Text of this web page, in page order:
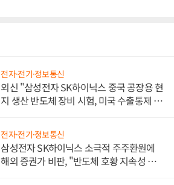
전자·전기·정보통신
외신 "삼성전자 SK하이닉스 중국 공장용 현
지 생산 반도체 장비 시험, 미국 수출통제 대
전자·전기·정보통신
삼성전자 SK하이닉스 소극적 주주환원에
해외 증권가 비판, "반도체 호황 지속성 의